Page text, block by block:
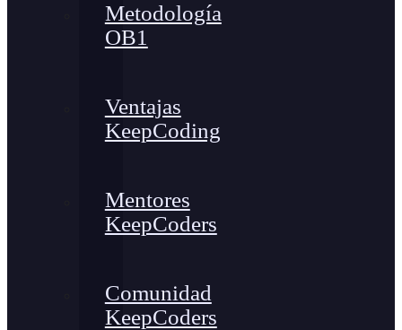
Metodología
OB1
Ventajas
KeepCoding
Mentores
KeepCoders
Comunidad
KeepCoders